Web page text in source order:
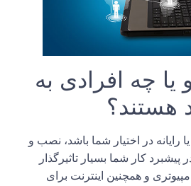
یا چه افرادی به
هستند؟
رایانه در اختیار شما باشد، نصب و
پیشبرد کار شما بسیار تاثیرگذار
و همچنین اینترنت برای